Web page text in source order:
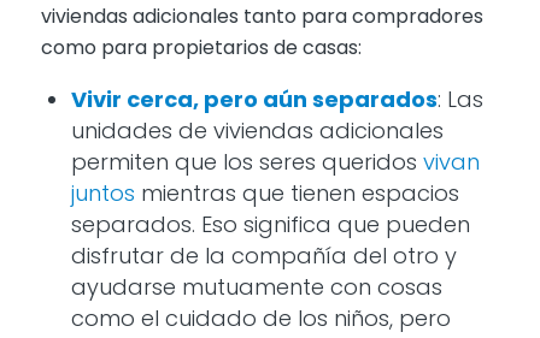
viviendas adicionales tanto para compradores
como para propietarios de casas:
Vivir cerca, pero aún separados: Las
unidades de viviendas adicionales
permiten que los seres queridos vivan
juntos mientras que tienen espacios
separados. Eso significa que pueden
disfrutar de la compañía del otro y
ayudarse mutuamente con cosas
como el cuidado de los niños, pero